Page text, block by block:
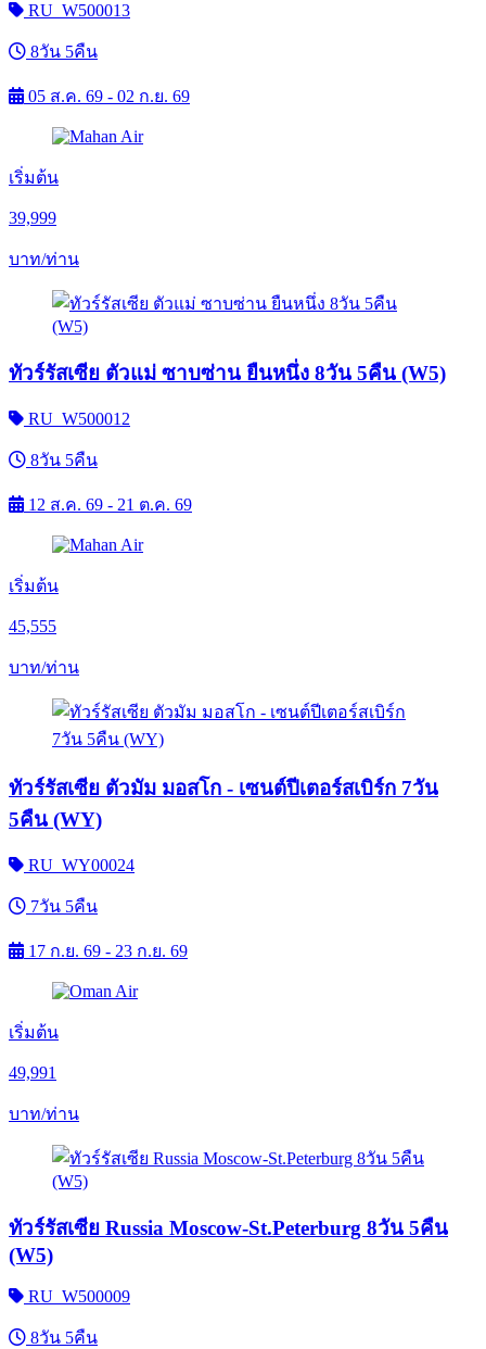
RU_W500013
8วัน 5คืน
05 ส.ค. 69 - 02 ก.ย. 69
เริ่มต้น
39,999
บาท/ท่าน
ทัวร์รัสเซีย ตัวแม่ ซาบซ่าน ยืนหนึ่ง 8วัน 5คืน (W5)
RU_W500012
8วัน 5คืน
12 ส.ค. 69 - 21 ต.ค. 69
เริ่มต้น
45,555
บาท/ท่าน
ทัวร์รัสเซีย ตัวมัม มอสโก - เซนต์ปีเตอร์สเบิร์ก 7วัน
5คืน (WY)
RU_WY00024
7วัน 5คืน
17 ก.ย. 69 - 23 ก.ย. 69
เริ่มต้น
49,991
บาท/ท่าน
ทัวร์รัสเซีย Russia Moscow-St.Peterburg 8วัน 5คืน
(W5)
RU_W500009
8วัน 5คืน